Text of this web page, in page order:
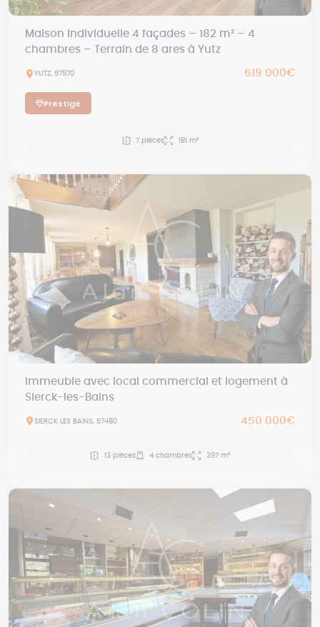
Maison individuelle 4 façades – 182 m² – 4
chambres – Terrain de 8 ares à Yutz
YUTZ, 57970 619 000€
Prestige
7 pièces 181 m²
Immeuble avec local commercial et logement à
Sierck-les-Bains
SIERCK LES BAINS, 57480 450 000€
13 pièces 4 chambres 397 m²